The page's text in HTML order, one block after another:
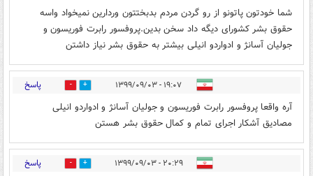
شما خودتون پاتونو از رو گردن مردم بدبختتون وردارین نمیخواد واسه
حقوق بشر کشورای دیگه داد سخن بدین.پروفسور رابرت فوریسون و
جولیان آسانژ و ادواردو انیلی بیشتر به حقوق بشر نیاز داشتن
۱۹:۰۷ - ۱۳۹۹/۰۹/۰۳ 3 پاسخ
آره واقعا پروفسور رابرت فوریسون و جولیان آسانژ و ادواردو انیلی
مصادیق آشکار اجرای تمام و کمال حقوق بشر هستن
۲۰:۲۹ - ۱۳۹۹/۰۹/۰۳ 1 پاسخ